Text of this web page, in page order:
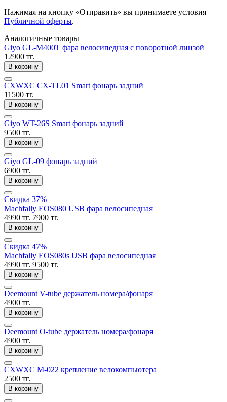
Нажимая на кнопку «Отправить» вы принимаете условия
Публичной оферты.
Аналогичные товары
Giyo GL-M400T фара велосипедная с поворотной линзой
12900 тг.
В корзину
CXWXC CX-TL01 Smart фонарь задний
11500 тг.
В корзину
Giyo WT-26S Smart фонарь задний
9500 тг.
В корзину
Giyo GL-09 фонарь задний
6900 тг.
В корзину
Скидка 37%
Machfally EOS080 USB фара велосипедная
4990 тг. 7900 тг.
В корзину
Скидка 47%
Machfally EOS080s USB фара велосипедная
4990 тг. 9500 тг.
В корзину
Deemount V-tube держатель номера/фонаря
4900 тг.
В корзину
Deemount O-tube держатель номера/фонаря
4900 тг.
В корзину
CXWXC M-022 крепление велокомпьютера
2500 тг.
В корзину